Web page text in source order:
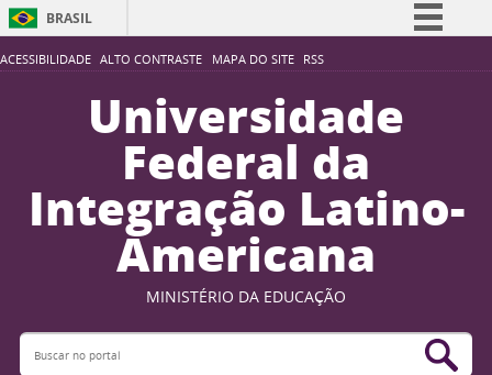
ACESSIBILIDADE ALTO CONTRASTE MAPA DO SITE RSS
BRASIL
Simplifique!
Participe
Acesso à informação
Legislação
Canais
Universidade
Federal da
Integração Latino-
Americana
MINISTÉRIO DA EDUCAÇÃO
Buscar no portal